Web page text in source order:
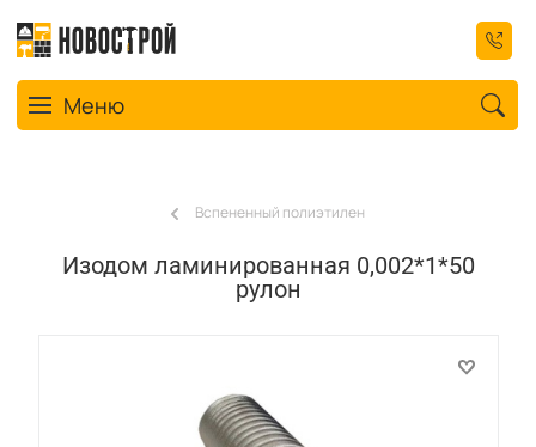
Toggle navigation
Меню
Вспененный полиэтилен
Изодом ламинированная 0,002*1*50
рулон